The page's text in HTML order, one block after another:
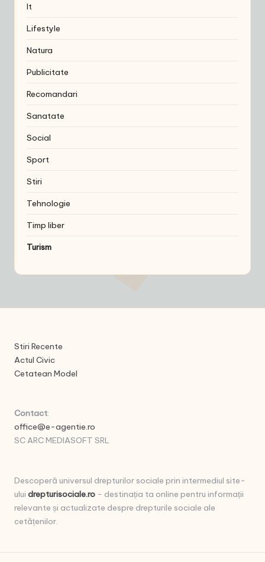
It
Lifestyle
Natura
Publicitate
Recomandari
Sanatate
Social
Sport
Stiri
Tehnologie
Timp liber
Turism
Stiri Recente
Actul Civic
Cetatean Model
Contact:
office@e-agentie.ro
SC ARC MEDIASOFT SRL
Descoperă universul drepturilor sociale prin intermediul site-
ului drepturisociale.ro - destinația ta online pentru informații
relevante și actualizate despre drepturile sociale ale
cetățenilor.